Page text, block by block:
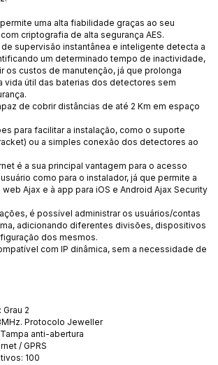
uma alta fiabilidade graças ao seu
criptografia de alta segurança AES.
supervisão instantânea e inteligente detecta a
um determinado tempo de inactividade,
os custos de manutenção, já que prolonga
vida útil das baterias dos detectores sem
de cobrir distâncias de até 2 Km em espaço
para facilitar a instalação, como o suporte
ou a simples conexão dos detectores ao
é a sua principal vantagem para o acesso
como para o instalador, já que permite a
Ajax e à app para iOS e Android Ajax Security
é possível administrar os usuários/contas
adicionando diferentes divisões, dispositivos
dos mesmos.
com IP dinâmica, sem a necessidade de
2
Protocolo Jeweller
anti-abertura
/ GPRS
100